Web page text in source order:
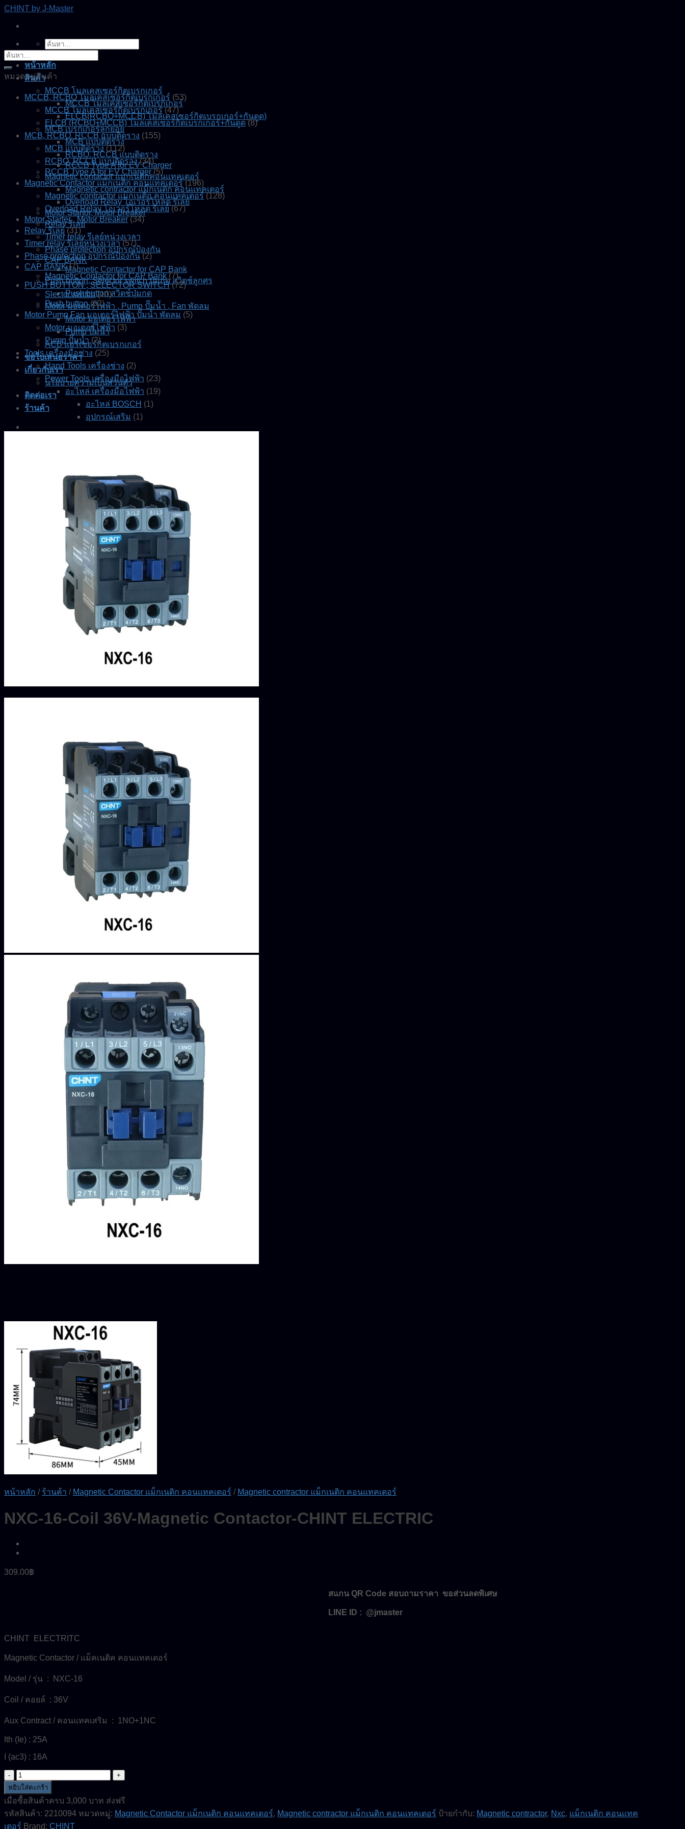
Skip
content
CHINT by J-Master
ค้นหา:
หน้าหลัก
สินค้า
MCCB โมลเคสเซอร์กิตเบรกเกอร์
MCCB โมลเคสเซอร์กิตเบรกเกอร์
ELCB(RCBO+MCCB) โมลเคสเซอร์กิตเบรกเกอร์+กันดูด)
MCB เบรกเกอร์ลูกย่อย
MCB แบบติดราง
RCBO, RCCB แบบติดราง
RCCB Type A for EV Charger
Magnetic contactor แมกเนติกคอนแทคเตอร์
Magnetic contractor แม็กเนติก คอนแทคเตอร์
Overload Relay โอเวอร์โหลด รีเลย์
Motor Startor, Motor Breaker
Relay รีเลย์
Timer relay รีเลย์หน่วงเวลา
Phase protection อุปกรณ์ป้องกัน
CAP BANK
Magnetic Contactor for CAP Bank
Push button, Selector switch ปุ่มกด สวิตช์ลูกศร
Push button สวิตช์ปุ่มกด
Motor มอเตอร์ไฟฟ้า , Pump ปั๊มน้ำ , Fan พัดลม
Motor มอเตอร์ไฟฟ้า
Pump ปั๊มน้ำ
ACB แอร์เซอร์กิตเบรกเกอร์
ขอใบเสนอราคา
เกี่ยวกับเรา
นโยบายความเป็นส่วนตัว
ติดต่อเรา
ร้านค้า
ตะกร้าสินค้า
ไม่มีสินค้าในตะกร้า
ค้นหา:
หมวดหมู่สินค้า
MCCB, RCBO โมลเคสเซอร์กิตเบรกเกอร์ (53)
MCCB โมลเคสเซอร์กิตเบรกเกอร์ (47)
ELCB (RCBO+MCCB) โมลเคสเซอร์กิตเบรกเกอร์+กันดูด (8)
MCB, RCBO, RCCB แบบติดราง (155)
MCB แบบติดราง (112)
RCBO, RCCB แบบติดราง (34)
RCCB Type A for EV Charger (5)
Magnetic Contactor แม็กเนติก คอนแทคเตอร์ (196)
Magnetic contractor แม็กเนติก คอนแทคเตอร์ (128)
Overload Relay โอเวอร์โหลด รีเลย์ (67)
Motor Starter , Motor Breaker (34)
Relay รีเลย์ (31)
Timer relay รีเลย์หน่วงเวลา (57)
Phase protection อุปกรณ์ป้องกัน (2)
CAP BANK (7)
Magnetic Contactor for CAP Bank (7)
PUSH BUTTON , SELECTOR SWITCH (72)
Slector switch (10)
Push button (62)
Motor Pump Fan มอเตอร์ไฟฟ้า ปั๊มน้ำ พัดลม (5)
Motor มอเตอร์ไฟฟ้า (3)
Pump ปั๊มน้ำ (2)
Tools เครื่องมือช่าง (25)
Hand Tools เครื่องช่าง (2)
Power Tools เครื่องมือไฟฟ้า (23)
อะไหล่ เครื่องมือไฟฟ้า (19)
อะไหล่ BOSCH (1)
อุปกรณ์เสริม (1)
หน้าหลัก / ร้านค้า / Magnetic Contactor แม็กเนติก คอนแทคเตอร์ / Magnetic contractor แม็กเนติก คอนแทคเตอร์
NXC-16-Coil 36V-Magnetic Contactor-CHINT ELECTRIC
309.00฿
สแกน QR Code สอบถามราคา ขอส่วนลดพิเศษ
LINE ID : @jmaster
CHINT ELECTRITC
Magnetic Contactor / แม็คเนติค คอนแทคเตอร์
Model / รุ่น : NXC-16
Coil / คอยล์ : 36V
Aux Contract / คอนแทคเสริม : 1NO+1NC
Ith (Ie) : 25A
I (ac3) : 16A
จำนวน
NXC-
16-
Coil
36V-
Magnetic
หยิบใส่ตะกร้า
เมื่อซื้อสินค้าครบ 3,000 บาท ส่งฟรี
รหัสสินค้า: 2210094 หมวดหมู่: Magnetic Contactor แม็กเนติก คอนแทคเตอร์, Magnetic contractor แม็กเนติก คอนแทคเตอร์ ป้ายกำกับ: Magnetic contractor, Nxc, แม็กเนติก คอนแทค
เตอร์ Brand: CHINT